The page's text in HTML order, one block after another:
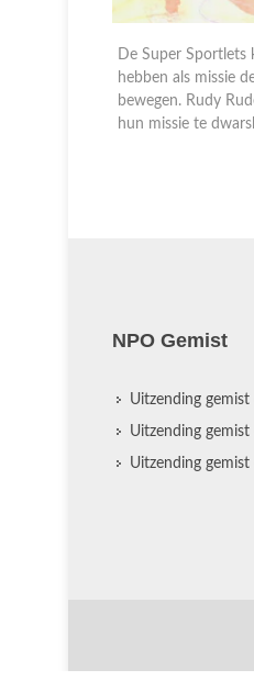
De Super
hebben als missie
bewegen. Rudy
hun missie te
NPO Gemist
Uitzending
Uitzending
Uitzending